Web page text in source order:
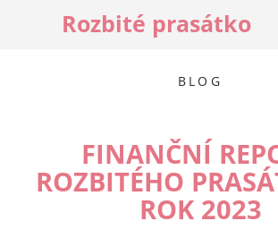
Rozbité prasátko
BLOG
FINANČNÍ
ROZBITÉHO
ROK 2023